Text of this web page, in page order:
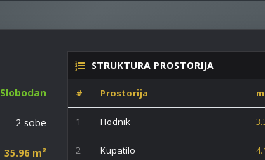
Slobodan
2 sobe
35.96 m²
STRUKTURA PROSTORIJA
# Prostorija m
1 Hodnik
2 Kupatilo